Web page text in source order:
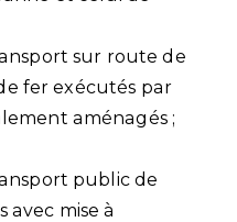
sur route de
fer exécutés par
aménagés ;
public de
avec mise à